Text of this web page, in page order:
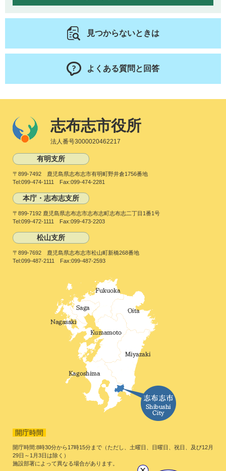
見つからないときは
よくある質問と回答
志布志市役所
法人番号3000020462217
有明支所
〒899-7492 鹿児島県志布志市有明町野井倉1756番地
Tel:099-474-1111 Fax:099-474-2281
本庁・志布志支所
〒899-7192 鹿児島県志布志市志布志町志布志二丁目1番1号
Tel:099-472-1111 Fax:099-473-2203
松山支所
〒899-7692 鹿児島県志布志市松山町新橋268番地
Tel:099-487-2111 Fax:099-487-2593
開庁時間
開庁時間:8時30分から17時15分まで（ただし、土曜日、日曜日、祝日、及び12月
29日～1月3日は除く）
施設部署によって異なる場合があります。